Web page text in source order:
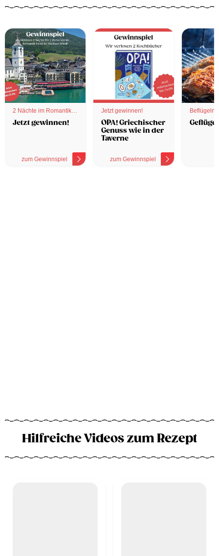
2 Nächte im Romantik
Hotel
Jetzt gewinnen!
zum Gewinnspiel
Jetzt gewinnen!
OPA! Griechischer
Genuss wie in der
Taverne
zum Gewinnspiel
Hilfreiche Videos zum Rezept